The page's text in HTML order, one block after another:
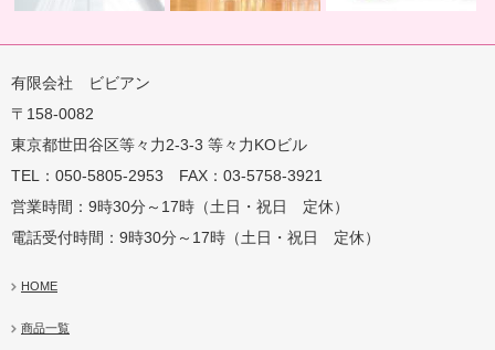
用地球の恵みを シャワー
有限会社 ビビアン
〒158-0082
東京都世田谷区等々力2-3-3 等々力KOビル
TEL：050-5805-2953 FAX：03-5758-3921
営業時間：9時30分～17時（土日・祝日 定休）
電話受付時間：9時30分～17時（土日・祝日 定休）
HOME
商品一覧